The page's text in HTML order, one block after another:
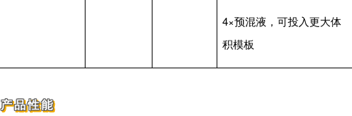
4×预混液，可投入更大体
积模板
产品性能